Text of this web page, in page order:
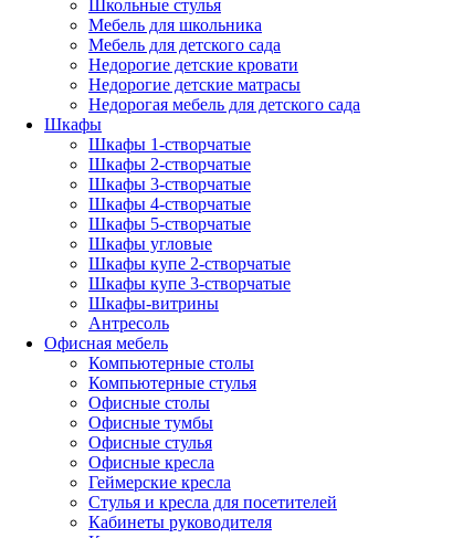
Школьные стулья
Мебель для школьника
Мебель для детского сада
Недорогие детские кровати
Недорогие детские матрасы
Недорогая мебель для детского сада
Шкафы
Шкафы 1-створчатые
Шкафы 2-створчатые
Шкафы 3-створчатые
Шкафы 4-створчатые
Шкафы 5-створчатые
Шкафы угловые
Шкафы купе 2-створчатые
Шкафы купе 3-створчатые
Шкафы-витрины
Антресоль
Офисная мебель
Компьютерные столы
Компьютерные стулья
Офисные столы
Офисные тумбы
Офисные стулья
Офисные кресла
Геймерские кресла
Стулья и кресла для посетителей
Кабинеты руководителя